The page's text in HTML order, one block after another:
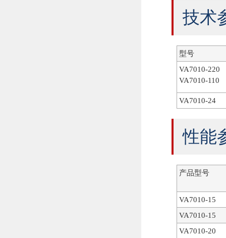
技术
型号
VA7010-220
VA7010-110
VA7010-24
性能
产品型号
VA7010-15
VA7010-15
VA7010-20